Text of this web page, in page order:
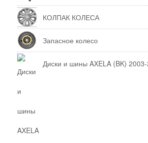
КОЛПАК КОЛЕСА
Запасное колесо
Диски и шины AXELA (BK)